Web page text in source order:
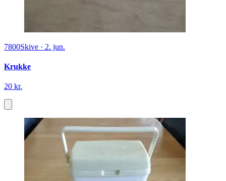
7800Skive · 2. jun.
Krukke
20 kr.